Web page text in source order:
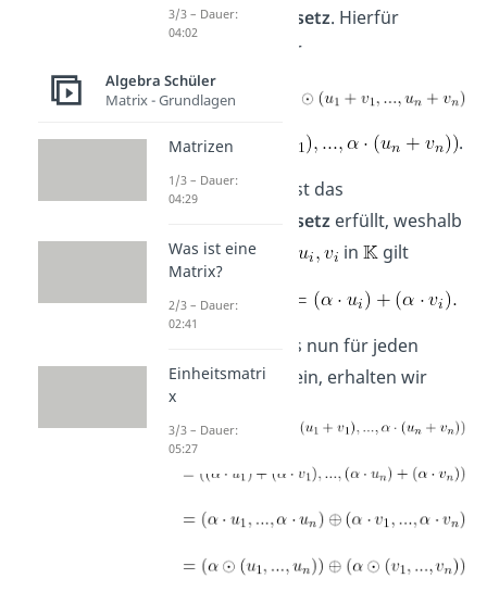
Distributivgesetz. Hierfür
berechnen wir
.
Im Körper
ist das
Distributivgesetzerfüllt, weshalb
für und alle in gilt
Setzen wir das nun für jeden
Eintrag oben ein, erhalten wir
3/3 – Dauer:
04:02
Algebra Schüler
Matrix - Grundlagen
Matrizen
1/3 – Dauer:
04:29
Was ist eine
Matrix?
2/3 – Dauer:
02:41
Einheitsmatri
x
3/3 – Dauer:
05:27